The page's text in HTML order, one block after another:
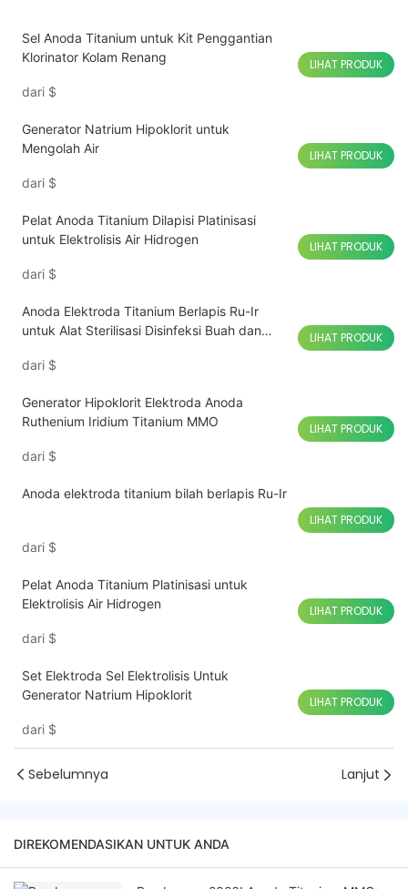
Sel Anoda Titanium untuk Kit Penggantian
Klorinator Kolam Renang
dari $
LIHAT PRODUK
Generator Natrium Hipoklorit untuk
Mengolah Air
dari $
LIHAT PRODUK
Pelat Anoda Titanium Dilapisi Platinisasi
untuk Elektrolisis Air Hidrogen
dari $
LIHAT PRODUK
Anoda Elektroda Titanium Berlapis Ru-Ir
untuk Alat Sterilisasi Disinfeksi Buah dan
dari $
LIHAT PRODUK
Generator Hipoklorit Elektroda Anoda
Ruthenium Iridium Titanium MMO
dari $
LIHAT PRODUK
Anoda elektroda titanium bilah berlapis Ru-Ir
dari $
LIHAT PRODUK
Pelat Anoda Titanium Platinisasi untuk
Elektrolisis Air Hidrogen
dari $
LIHAT PRODUK
Set Elektroda Sel Elektrolisis Untuk
Generator Natrium Hipoklorit
dari $
LIHAT PRODUK
Sebelumnya Lanjut
DIREKOMENDASIKAN UNTUK ANDA